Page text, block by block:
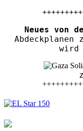
Neues von
Abdeckplanen
wird